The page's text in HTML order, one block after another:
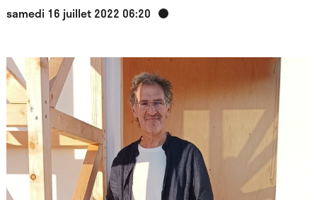
samedi 16 juillet 2022 06:20